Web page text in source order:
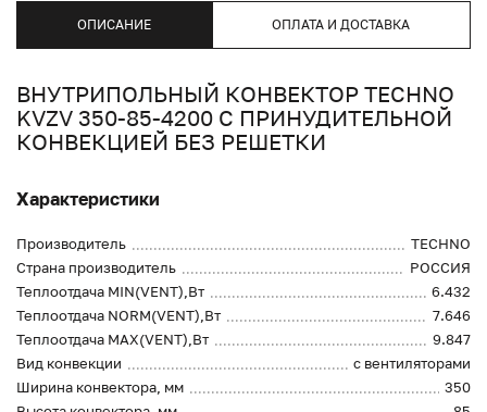
ОПИСАНИЕ ОПЛАТА И ДОСТАВКА
ВНУТРИПОЛЬНЫЙ КОНВЕКТОР TECHNO
KVZV 350-85-4200 С ПРИНУДИТЕЛЬНОЙ
КОНВЕКЦИЕЙ БЕЗ РЕШЕТКИ
Характеристики
Производитель
TECHNO
Страна производитель
РОССИЯ
Теплоотдача MIN(VENT),Вт
6.432
Теплоотдача NORM(VENT),Вт
7.646
Теплоотдача MAX(VENT),Вт
9.847
Вид конвекции
с вентиляторами
Ширина конвектора, мм
350